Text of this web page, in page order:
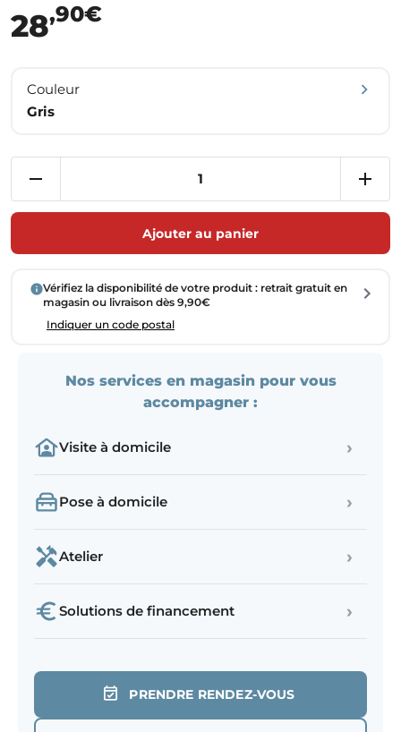
28,90€
Couleur
Gris
Ajouter au panier
Vérifiez la disponibilité de votre produit : retrait gratuit en
magasin ou livraison dès 9,90€
Indiquer un code postal
Nos services en magasin pour vous
accompagner :
Visite à domicile ›
Pose à domicile ›
Atelier ›
Solutions de financement ›
PRENDRE RENDEZ-VOUS